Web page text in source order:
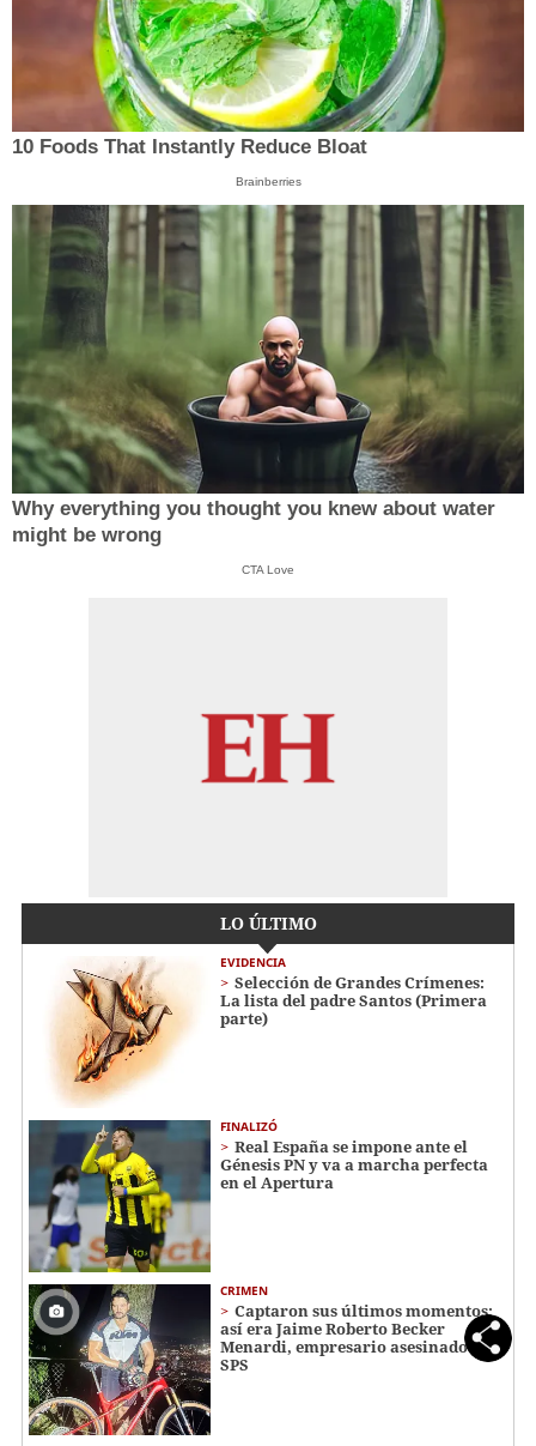
10 Foods That Instantly Reduce Bloat
Brainberries
Why everything you thought you knew about water
might be wrong
CTA Love
LO ÚLTIMO
EVIDENCIA
Selección de Grandes Crímenes:
La lista del padre Santos (Primera
parte)
FINALIZÓ
Real España se impone ante el
Génesis PN y va a marcha perfecta
en el Apertura
CRIMEN
Captaron sus últimos momentos:
así era Jaime Roberto Becker
Menardi​​​, empresario asesinado en
SPS